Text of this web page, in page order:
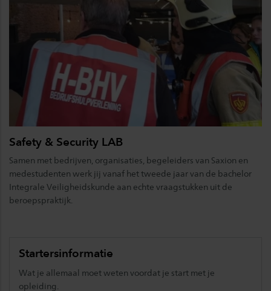
Safety & Security LAB
Samen met bedrijven, organisaties, begeleiders van Saxion en
medestudenten werk jij vanaf het tweede jaar van de bachelor
Integrale Veiligheidskunde aan echte vraagstukken uit de
beroepspraktijk.
Startersinformatie
Wat je allemaal moet weten voordat je start met je
opleiding.